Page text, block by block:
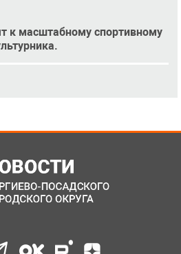
к масштабному спортивному